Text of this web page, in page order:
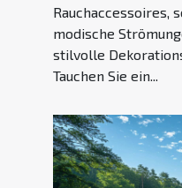
Rauchaccessoires,
modische
stilvolle
Tauchen Sie ein...